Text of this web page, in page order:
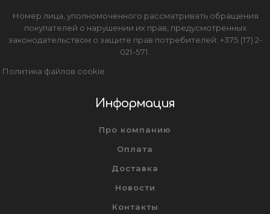
Номер лица, уполномоченного рассматривать обращения
покупателей о нарушении их прав, предусмотренных
законодательством о защите прав потребителей: +375 (17) 2-
021-571.
Политика файлов cookie
Информация
Про компанию
Оплата
Доставка
Новости
Контакты